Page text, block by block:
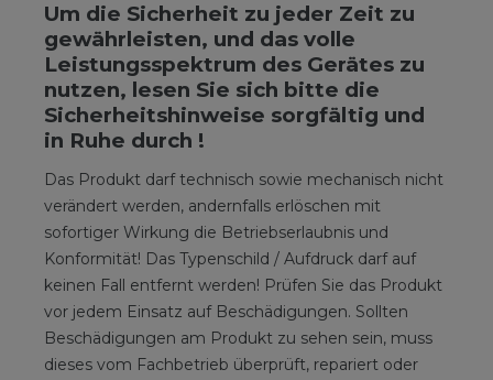
Um die Sicherheit zu jeder Zeit zu
gewährleisten, und das volle
Leistungsspektrum des Gerätes zu
nutzen, lesen Sie sich bitte die
Sicherheitshinweise sorgfältig und
in Ruhe durch !
Das Produkt darf technisch sowie mechanisch nicht
verändert werden, andernfalls erlöschen mit
sofortiger Wirkung die Betriebserlaubnis und
Konformität! Das Typenschild / Aufdruck darf auf
keinen Fall entfernt werden! Prüfen Sie das Produkt
vor jedem Einsatz auf Beschädigungen. Sollten
Beschädigungen am Produkt zu sehen sein, muss
dieses vom Fachbetrieb überprüft, repariert oder